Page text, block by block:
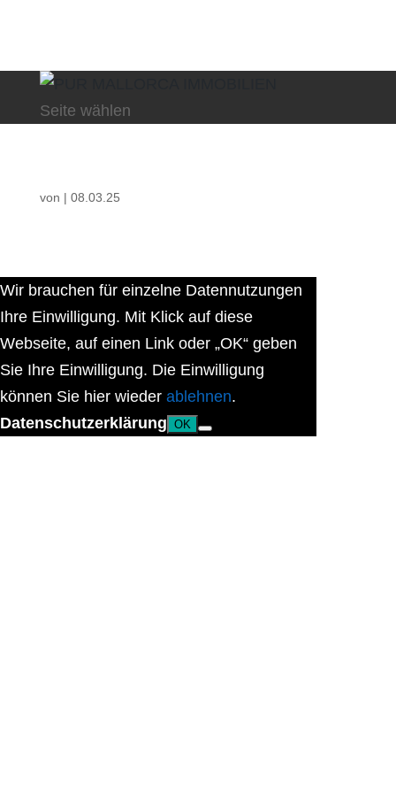
Seite wählen
von | 08.03.25
Wir brauchen für einzelne Datennutzungen
Ihre Einwilligung. Mit Klick auf diese
Webseite, auf einen Link oder „OK“ geben
Sie Ihre Einwilligung. Die Einwilligung
können Sie hier wieder ablehnen.
Datenschutzerklärung OK